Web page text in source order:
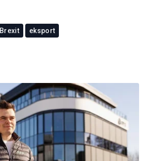
Brexit eksport